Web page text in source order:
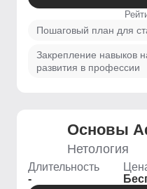
Пошаговый план для
Закрепление навыков
развития в профессии
Основы
Нетология
Длительность
-